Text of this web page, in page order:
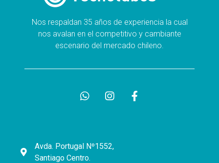
Nos respaldan 35 años de experiencia la cual
nos avalan en el competitivo y cambiante
escenario del mercado chileno.
Avda. Portugal Nº1552,
Santiago Centro.